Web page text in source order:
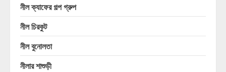
নীল ক্যাফের গল্প গ্রুপ
নীল চিরকুট
নীল বুনোলতা
নীলার শাশুড়ী